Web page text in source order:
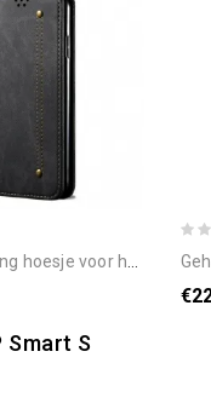
p smart s folio-hoesje denim stof
Smart S